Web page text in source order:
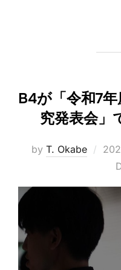
B4が「令和7
究発表会」
by T. Okabe